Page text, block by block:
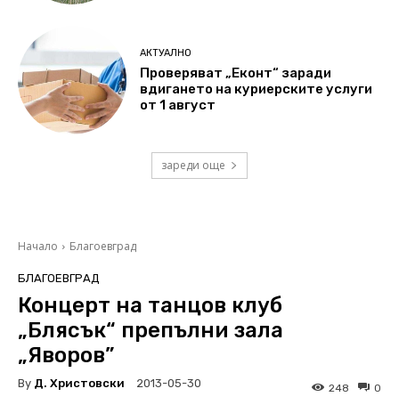
АКТУАЛНО
Проверяват „Еконт“ заради
вдигането на куриерските услуги
от 1 август
зареди още